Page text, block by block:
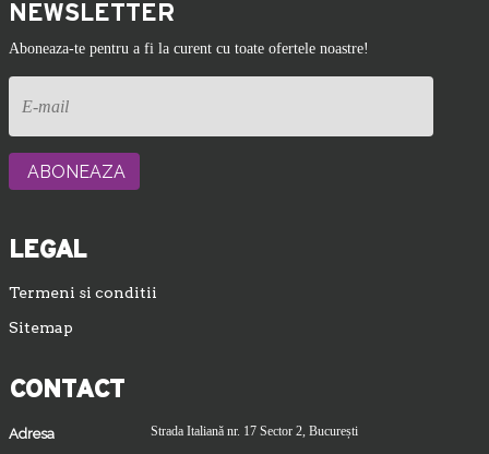
NEWSLETTER
Aboneaza-te pentru a fi la curent cu toate ofertele noastre!
LEGAL
Termeni si conditii
Sitemap
CONTACT
Adresa Strada Italiană nr. 17 Sector 2, București